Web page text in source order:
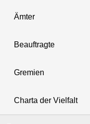
Ämter
Beauftragte
Gremien
Charta der Vielfalt